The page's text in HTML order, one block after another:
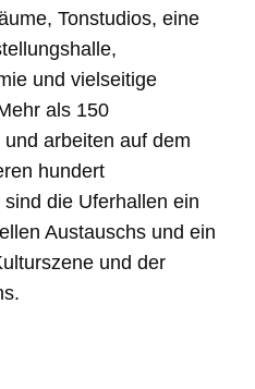
Tonstudios, eine
und vielseitige
als 150
arbeiten auf dem
hundert
die Uferhallen ein
Austauschs und ein
und der